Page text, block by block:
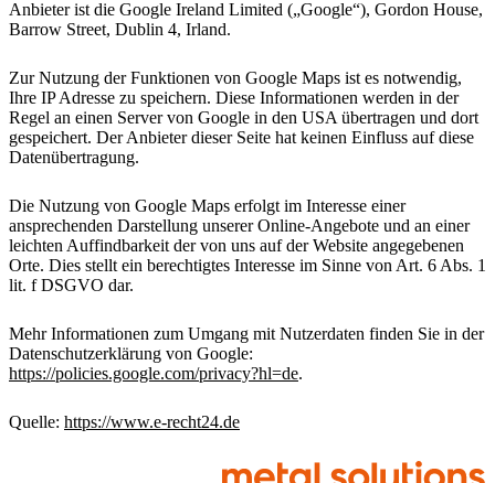
Anbieter ist die Google Ireland Limited („Google“), Gordon House,
Barrow Street, Dublin 4, Irland.
Zur Nutzung der Funktionen von Google Maps ist es notwendig,
Ihre IP Adresse zu speichern. Diese Informationen werden in der
Regel an einen Server von Google in den USA übertragen und dort
gespeichert. Der Anbieter dieser Seite hat keinen Einfluss auf diese
Datenübertragung.
Die Nutzung von Google Maps erfolgt im Interesse einer
ansprechenden Darstellung unserer Online-Angebote und an einer
leichten Auffindbarkeit der von uns auf der Website angegebenen
Orte. Dies stellt ein berechtigtes Interesse im Sinne von Art. 6 Abs. 1
lit. f DSGVO dar.
Mehr Informationen zum Umgang mit Nutzerdaten finden Sie in der
Datenschutzerklärung von Google:
https://policies.google.com/privacy?hl=de.
Quelle: https://www.e-recht24.de